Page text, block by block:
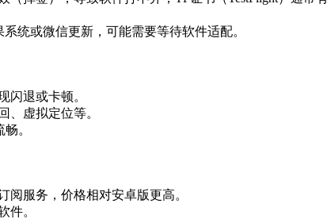
统或微信更新，可能需要等待软件适配。
闪退或卡顿。
、虚拟定位等。
。
阅服务，价格相对安卓版更高。
件。